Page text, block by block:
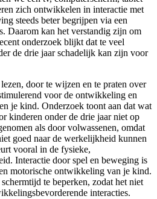
zich ontwikkelen in interactie met
steeds beter begrijpen via een
Daarom kan het verstandig zijn om
onderzoek blijkt dat te veel
de drie jaar schadelijk kan zijn voor
door te wijzen en te praten over
voor de ontwikkeling en
je kind. Onderzoek toont aan dat wat
kinderen onder de drie jaar niet op
als door volwassenen, omdat
goed naar de werkelijkheid kunnen
vooral in de fysieke,
Interactie door spel en beweging is
motorische ontwikkeling van je kind.
te beperken, zodat het niet
interacties.